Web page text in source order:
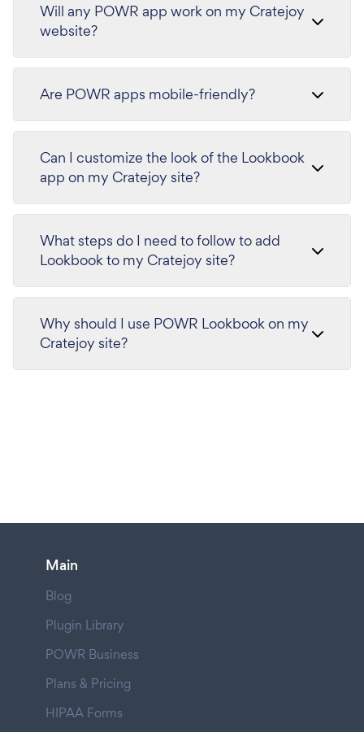
Will any POWR app work on my Cratejoy
website?
Are POWR apps mobile-friendly?
Can I customize the look of the Lookbook
app on my Cratejoy site?
What steps do I need to follow to add
Lookbook to my Cratejoy site?
Why should I use POWR Lookbook on my
Cratejoy site?
Main
Blog
Plugin Library
POWR Business
Plans & Pricing
HIPAA Forms